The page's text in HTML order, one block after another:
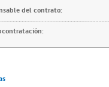
del contrato: